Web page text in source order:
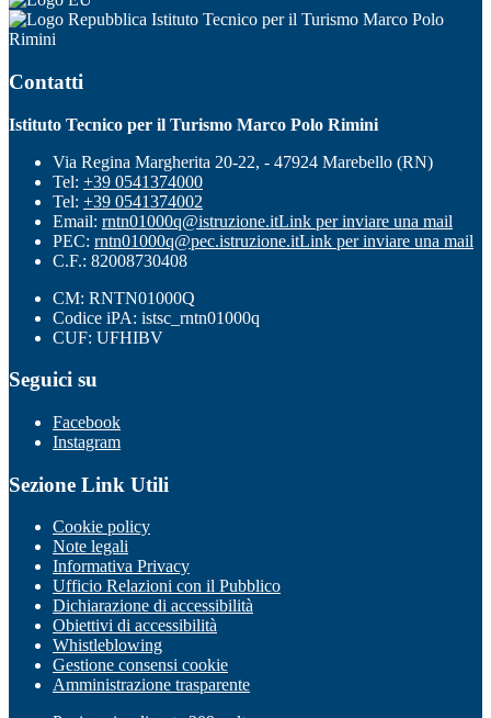
Istituto Tecnico per il Turismo Marco Polo
Rimini
Contatti
Istituto Tecnico per il Turismo Marco Polo Rimini
Via Regina Margherita 20-22, - 47924 Marebello (RN)
Tel: +39 0541374000
Tel: +39 0541374002
Email: rntn01000q@istruzione.itLink per inviare una mail
PEC: rntn01000q@pec.istruzione.itLink per inviare una mail
C.F.: 82008730408
CM: RNTN01000Q
Codice iPA: istsc_rntn01000q
CUF: UFHIBV
Seguici su
Facebook
Instagram
Sezione Link Utili
Cookie policy
Note legali
Informativa Privacy
Ufficio Relazioni con il Pubblico
Dichiarazione di accessibilità
Obiettivi di accessibilità
Whistleblowing
Gestione consensi cookie
Amministrazione trasparente